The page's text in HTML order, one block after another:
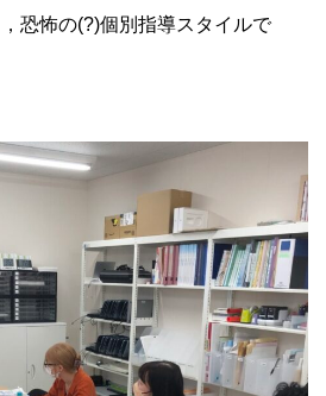
恐怖の(?)個別指導スタイルで